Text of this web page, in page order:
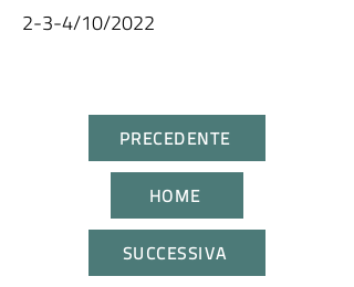
2-3-4/10/2022
PRECEDENTE
HOME
SUCCESSIVA